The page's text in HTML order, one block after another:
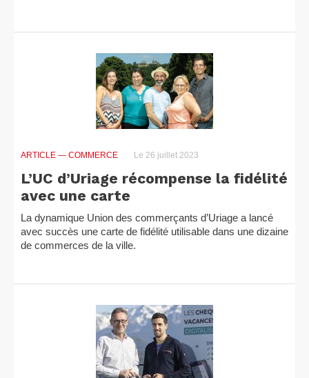
ARTICLE — COMMERCE Le 26 juillet 2023
L’UC d’Uriage récompense la fidélité
avec une carte
La dynamique Union des commerçants d’Uriage a lancé
avec succès une carte de fidélité utilisable dans une dizaine
de commerces de la ville.